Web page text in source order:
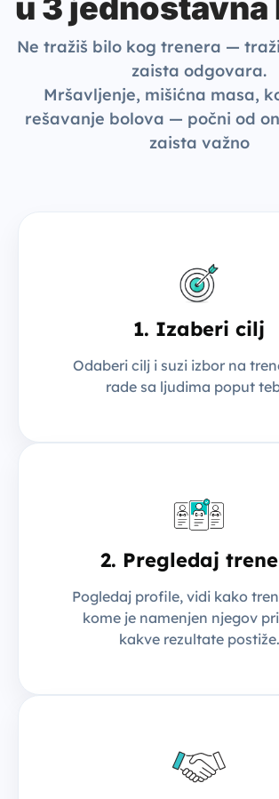
u 3 jednostavna
Ne tražiš bilo kog trenera —
zaista odgovara.
Mršavljenje, mišićna masa,
rešavanje bolova — počni od
zaista važno
1. Izaberi cilj
Odaberi cilj i suzi izbor na
rade sa ljudima poput
2. Pregledaj
Pogledaj profile, vidi kako
kome je namenjen njegov
kakve rezultate postiže.